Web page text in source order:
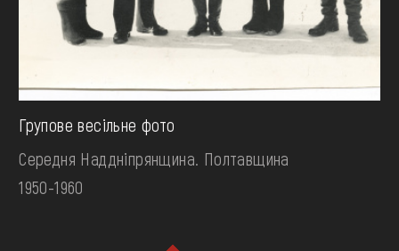
Групове весільне фото
Середня Наддніпрянщина. Полтавщина
1950-1960